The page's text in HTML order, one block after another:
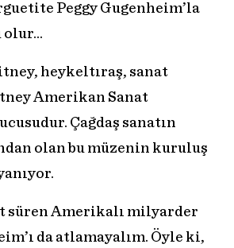
Peggy Gugenheim’la
olur...
heykeltıraş, sanat
Amerikan Sanat
Çağdaş sanatın
olan bu müzenin kuruluş
süren Amerikalı milyarder
da atlamayalım. Öyle ki,